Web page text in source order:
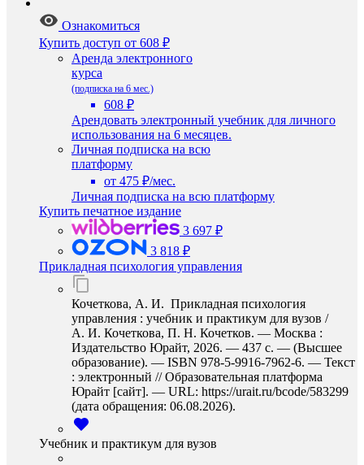
Ознакомиться
Купить доступ от 608 ₽
Аренда электронного
курса
(подписка на 6 мес.)
608 ₽
Арендовать электронный учебник для личного
использования на 6 месяцев.
Личная подписка на всю
платформу
от 475 ₽/мес.
Личная подписка на всю платформу
Купить печатное издание
3 697 ₽
3 818 ₽
Прикладная психология управления
Кочеткова, А. И. Прикладная психология
управления : учебник и практикум для вузов /
А. И. Кочеткова, П. Н. Кочетков. — Москва :
Издательство Юрайт, 2026. — 437 с. — (Высшее
образование). — ISBN 978-5-9916-7962-6. — Текст
: электронный // Образовательная платформа
Юрайт [сайт]. — URL: https://urait.ru/bcode/583299
(дата обращения: 06.08.2026).
Учебник и практикум для вузов